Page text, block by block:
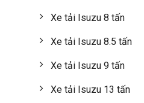
Xe tải Isuzu 8 tấn
Xe tải Isuzu 8.5 tấn
Xe tải Isuzu 9 tấn
Xe tải Isuzu 13 tấn